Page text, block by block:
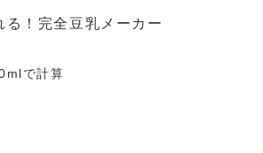
る！完全豆乳メーカー
で計算